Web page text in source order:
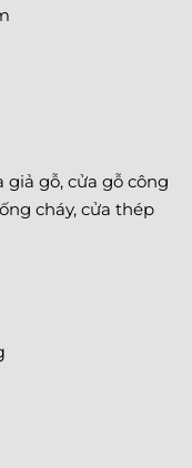
giả gỗ, cửa gỗ công
cháy, cửa thép